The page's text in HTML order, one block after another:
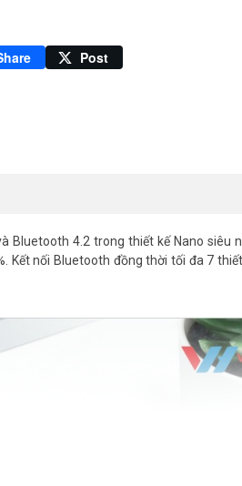
Post
Bluetooth 4.2 trong thiết kế Nano siêu
Kết nối Bluetooth đồng thời tối đa 7